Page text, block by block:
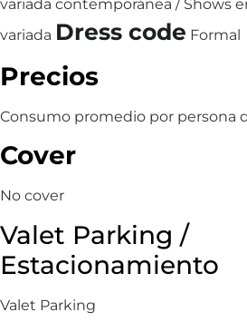
variada contemporánea / Shows
variada Dress code Formal
Precios
Consumo promedio por persona
Cover
No cover
Valet Parking /
Estacionamiento
Valet Parking